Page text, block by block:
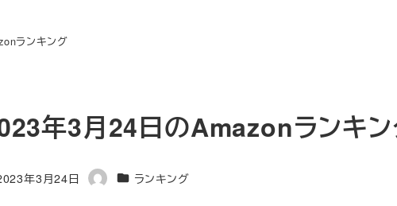
ランキング
年3月24日のAmazonランキ
日
年3月24日
著
カテゴリー
ランキング